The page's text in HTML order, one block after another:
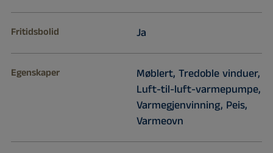
Fritidsbolid Ja
Egenskaper
Møblert, Tredoble vinduer,
Luft-til-luft-varmepumpe,
Varmegjenvinning, Peis,
Varmeovn